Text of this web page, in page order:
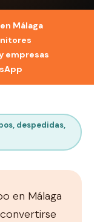
Málaga
empresas
despedidas,
en Málaga